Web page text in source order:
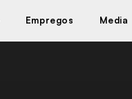
Empregos Media